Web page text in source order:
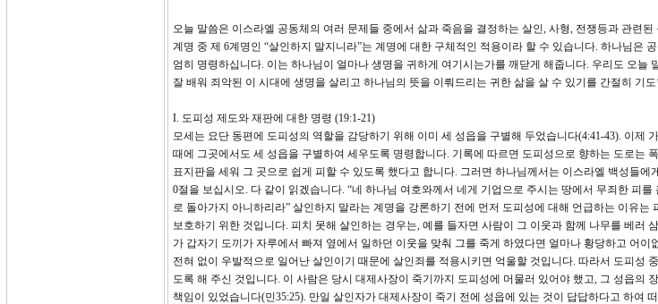
오늘 말씀은 이스라엘 공동체의 여러 문제들 중에서 삶과 죽음을 결정하는 살인, 사형, 전쟁등과 관련
계명 중 제 6계명인 “살인하지 말지니라”는 계명에 대한 구체적인 적용이라 할 수 있습니다. 하나님은
엄히 명령하십니다. 이는 하나님이 얼마나 생명을 귀하게 여기시는가를 깨닫게 해줍니다. 우리도 오늘
잘 배워 죄악된 이 시대에 생명을 살리고 하나님의 뜻을 이뤄드리는 귀한 삶을 살 수 있기를 간절히 기도
I. 도피성 제도와 재판에 대한 명령 (19:1-21)
모세는 요단 동편에 도피성의 역할을 감당하기 위해 이미 세 성읍을 구별해 두었습니다(4:41-43). 이제
때에 그곳에서도 세 성읍을 구별하여 세우도록 명령합니다. 기록에 따르면 도피성으로 향하는 도로는
표지판을 세워 그 곳으로 쉽게 피할 수 있도록 했다고 합니다. 그러면 하나님께서는 이스라엘 백성들에
0절을 보십시오. 다 같이 읽겠습니다. “네 하나님 여호와께서 네게 기업으로 주시는 땅에서 무죄한 피를
로 돌아가지 아니하리라” 살인하지 말라는 계명을 강론하기 전에 먼저 도피성에 대해 언급하는 이유는
보호하기 위한 것입니다. 피치 못해 살인하는 경우는, 예를 들자면 사람이 그 이웃과 함께 나무를 베러
가 갑자기 도끼가 자루에서 빠져 옆에서 일하던 이웃을 맞춰 그를 죽게 하였다면 얼마나 황당하고 어이
전혀 없이 우발적으로 일어난 살인이기 때문에 살인죄를 적용시키면 억울할 것입니다. 따라서 도피성
도록 해 주신 것입니다. 이 사람은 당시 대제사장이 죽기까지 도피성에 머물러 있어야 했고, 그 성읍의
책임이 있었습니다(민35:25). 만일 살인자가 대제사장이 죽기 전에 성읍에 있는 것이 답답하다고 하여